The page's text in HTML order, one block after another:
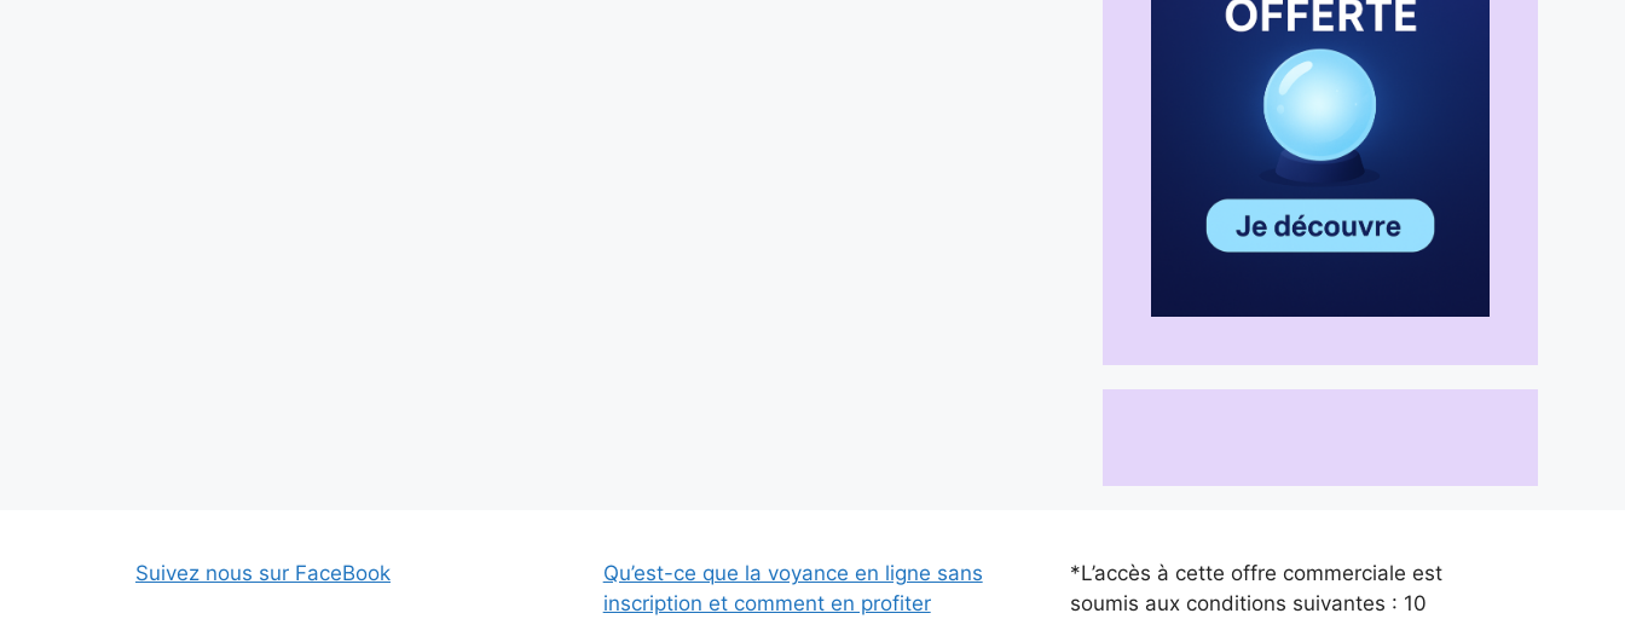
Suivez nous sur FaceBook
Qu’est-ce que la voyance en ligne sans
inscription et comment en profiter
*L’accès à cette offre commerciale est
soumis aux conditions suivantes : 10